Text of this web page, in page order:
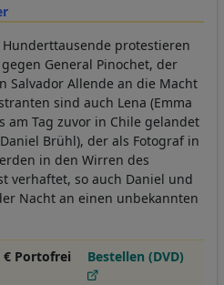
Hunderttausende protestieren
General Pinochet, der
Salvador Allende an die Macht
sind auch Lena (Emma
am Tag zuvor in Chile gelandet
Brühl), der als Fotograf in
in den Wirren des
verhaftet, so auch Daniel und
Nacht an einen unbekannten
€ Portofrei Bestellen (DVD)